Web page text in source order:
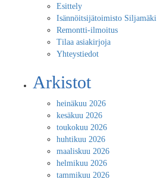
Esittely
Isännöitsijätoimisto Siljamäki
Remontti-ilmoitus
Tilaa asiakirjoja
Yhteystiedot
Arkistot
heinäkuu 2026
kesäkuu 2026
toukokuu 2026
huhtikuu 2026
maaliskuu 2026
helmikuu 2026
tammikuu 2026